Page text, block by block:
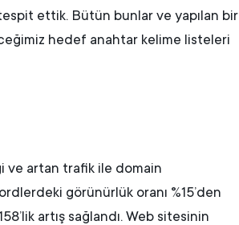
ettik. Bütün bunlar ve yapılan bir
hedef anahtar kelime listeleri
ve artan trafik ile domain
görünürlük oranı %15’den
artış sağlandı. Web sitesinin